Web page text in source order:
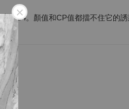
的1/4。顏值和CP值都擋不住它的